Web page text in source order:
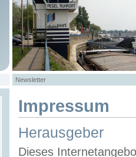
Newsletter
Impressum
Herausgeber
Dieses